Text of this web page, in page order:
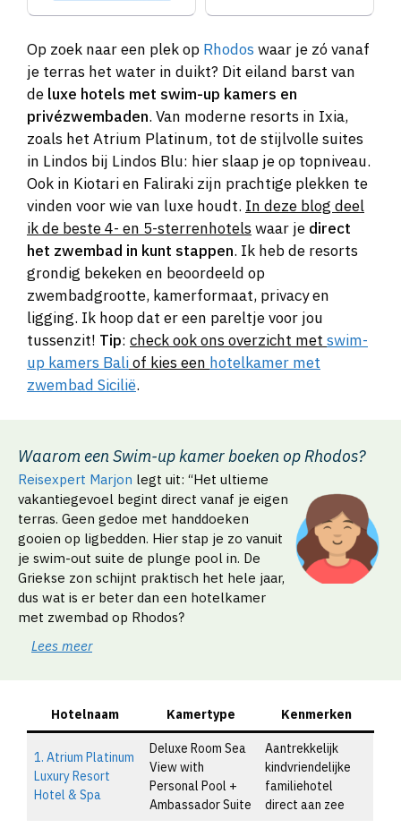
Op zoek naar een plek op Rhodos waar je zó vanaf
je terras het water in duikt? Dit eiland barst van
de luxe hotels met swim-up kamers en
privézwembaden. Van moderne resorts in Ixia,
zoals het Atrium Platinum, tot de stijlvolle suites
in Lindos bij Lindos Blu: hier slaap je op topniveau.
Ook in Kiotari en Faliraki zijn prachtige plekken te
vinden voor wie van luxe houdt. In deze blog deel
ik de beste 4- en 5-sterrenhotelswaar je direct
het zwembad in kunt stappen. Ik heb de resorts
grondig bekeken en beoordeeld op
zwembadgrootte, kamerformaat, privacy en
ligging. Ik hoop dat er een pareltje voor jou
tussenzit! Tip: check ook ons overzicht met swim-
up kamers Baliof kies een hotelkamer met
zwembad Sicilië.
Waarom een Swim-up kamer boeken op Rhodos?
Reisexpert Marjon legt uit: “Het ultieme
vakantiegevoel begint direct vanaf je eigen
terras. Geen gedoe met handdoeken
gooien op ligbedden. Hier stap je zo vanuit
je swim-out suite de plunge pool in. De
Griekse zon schijnt praktisch het hele jaar,
dus wat is er beter dan een hotelkamer
met zwembad op Rhodos?
Lees meer
Hotelnaam Kamertype Kenmerken
1. Atrium Platinum
Luxury Resort
Hotel & Spa
Deluxe Room Sea
View with
Personal Pool +
Ambassador Suite
Aantrekkelijk
kindvriendelijke
familiehotel
direct aan zee